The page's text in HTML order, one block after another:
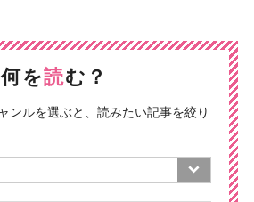
何を読む？
ンルを選ぶと、読みたい記事を絞り